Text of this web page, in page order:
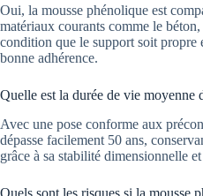
Oui, la mousse phénolique est
matériaux courants comme le
condition que le support soit propre
bonne adhérence.
Quelle est la durée de vie moyenne
Avec une pose conforme aux
dépasse facilement 50 ans,
grâce à sa stabilité dimensionnelle
Quels sont les risques si la mousse